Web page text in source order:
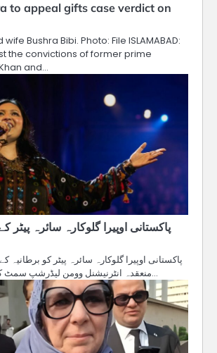
to appeal gifts case verdict on
Bushra Bibi. Photo: File ISLAMABAD:
the convictions of former prime
and…
پاکستانی اوپیرا گلوکارہ سائرہ پیٹر
پاکستانی اوپیرا گلوکارہ سائرہ پیٹر کو
منعقدہ انٹرنیشنل وومن لیڈرشپ سمٹ کے دوران ’شی لیڈز…